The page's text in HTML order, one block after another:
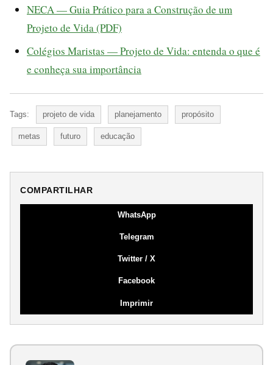
NECA — Guia Prático para a Construção de um
Projeto de Vida (PDF)
Colégios Maristas — Projeto de Vida: entenda o que é
e conheça sua importância
Tags: projeto de vida planejamento propósito
metas futuro educação
COMPARTILHAR
WhatsApp
Telegram
Twitter / X
Facebook
Imprimir